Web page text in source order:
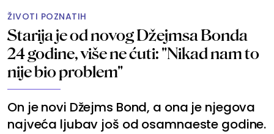
ŽIVOTI POZNATIH
Starija je od novog Džejmsa Bonda
24 godine, više ne ćuti: "Nikad nam to
nije bio problem"
On je novi Džejms Bond, a ona je njegova
najveća ljubav još od osamnaeste godine.